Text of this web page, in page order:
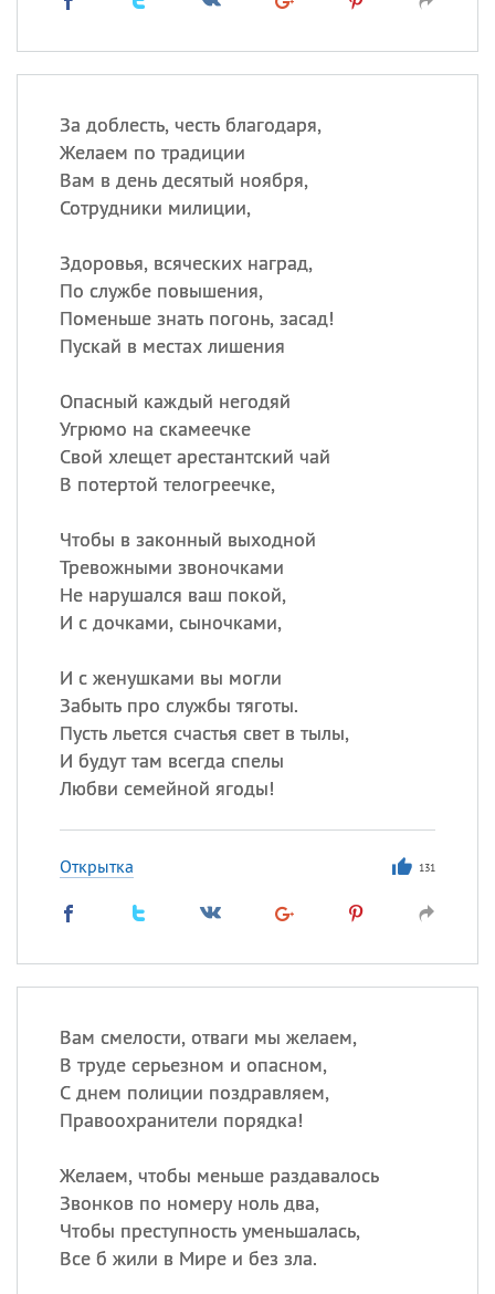
За доблесть, честь благодаря,
Желаем по традиции
Вам в день десятый ноября,
Сотрудники милиции,
Здоровья, всяческих наград,
По службе повышения,
Поменьше знать погонь, засад!
Пускай в местах лишения
Опасный каждый негодяй
Угрюмо на скамеечке
Свой хлещет арестантский чай
В потертой телогреечке,
Чтобы в законный выходной
Тревожными звоночками
Не нарушался ваш покой,
И с дочками, сыночками,
И с женушками вы могли
Забыть про службы тяготы.
Пусть льется счастья свет в тылы,
И будут там всегда спелы
Любви семейной ягоды!
Открытка 131
Вам смелости, отваги мы желаем,
В труде серьезном и опасном,
С днем полиции поздравляем,
Правоохранители порядка!
Желаем, чтобы меньше раздавалось
Звонков по номеру ноль два,
Чтобы преступность уменьшалась,
Все б жили в Мире и без зла.